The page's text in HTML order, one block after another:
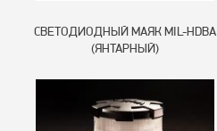
СВЕТОДИОДНЫЙ МАЯК MIL-HDBA
(ЯНТАРНЫЙ)